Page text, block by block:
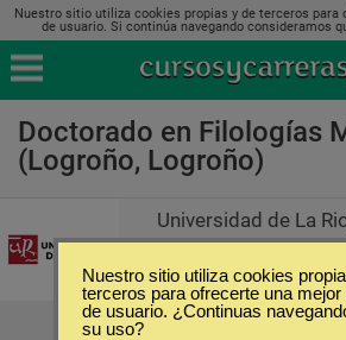
Nuestro sitio utiliza cookies propias y de terceros para
de usuario. Si continúa navegando consideramos
Doctorado en Filologías
(Logroño, Logroño)
Universidad de La
Nuestro sitio utiliza cookies
terceros para ofrecerte una
de usuario. ¿Continuas
su uso?